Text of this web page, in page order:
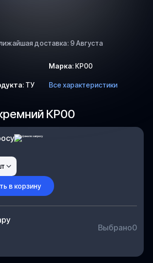
доставка: 9 Августа
КР00
в корзину
Выбрано0
Марка: КР00
: ТУ Все характеристики